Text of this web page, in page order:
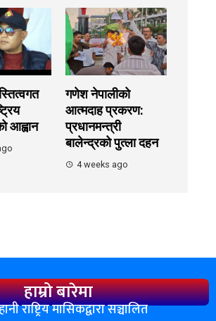
आह्वान
गणेश नेपालीको
आत्मदाह प्रकरण:
प्रधानमन्त्री
बालेन्द्रको पुत्ला दहन
4 weeks ago
हाम्रो बारेमा
राष्ट्रिय मासिकद्वारा सञ्चालित